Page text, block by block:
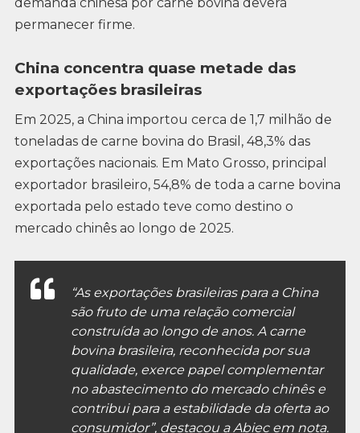
permanecer firme.
China concentra quase metade das
exportações brasileiras
Em 2025, a China importou cerca de 1,7 milhão de
toneladas de carne bovina do Brasil, 48,3% das
exportações nacionais. Em Mato Grosso, principal
exportador brasileiro, 54,8% de toda a carne bovina
exportada pelo estado teve como destino o
mercado chinês ao longo de 2025.
“As exportações brasileiras para a China
são fruto de uma relação comercial
construída ao longo de anos. A carne
bovina brasileira, reconhecida por sua
qualidade, exerce papel complementar
no abastecimento do mercado chinês e
contribui para a estabilidade da oferta ao
consumidor”, destacou a Abiec em nota.